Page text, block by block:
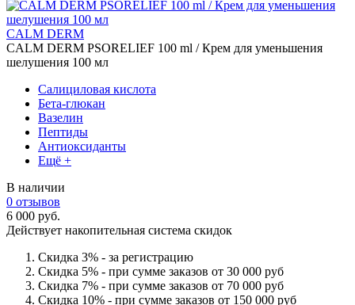
CALM DERM
CALM DERM PSORELIEF 100 ml / Крем для уменьшения
шелушения 100 мл
Салициловая кислота
Бета-глюкан
Вазелин
Пептиды
Антиоксиданты
Ещё +
В наличии
0 отзывов
6 000 руб.
Действует накопительная система скидок
Скидка 3% - за регистрацию
Скидка 5% - при сумме заказов от 30 000 руб
Скидка 7% - при сумме заказов от 70 000 руб
Скидка 10% - при сумме заказов от 150 000 руб